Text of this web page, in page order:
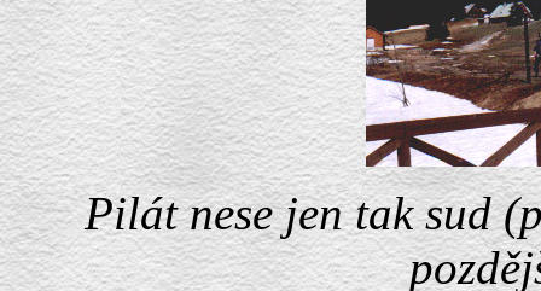
Pilát nese jen tak sud